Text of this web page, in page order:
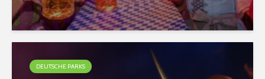
DEUTSCHE PARKS